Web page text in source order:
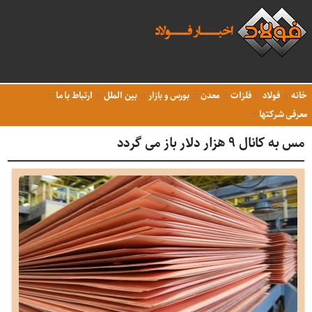
خانه فولاد فلزات معدن بورس و بازار بین الملل
ارتباط با ما
معرفی شرکتها
مس به کانال ۹ هزار دلار باز می گردد